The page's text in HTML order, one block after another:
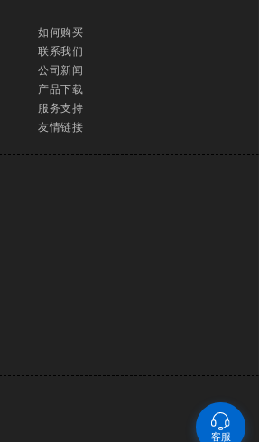
如何购买
联系我们
公司新闻
产品下载
服务支持
友情链接
客服